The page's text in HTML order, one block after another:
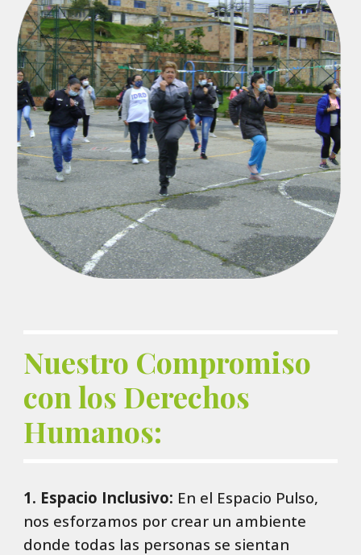
Nuestro Compromiso
con los Derechos
Humanos:
1. Espacio Inclusivo: En el Espacio Pulso,
nos esforzamos por crear un ambiente
donde todas las personas se sientan